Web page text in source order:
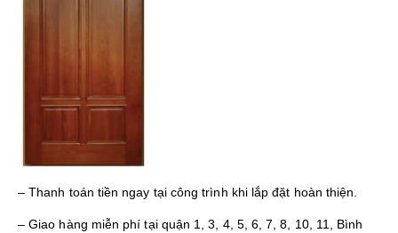
– Thanh toán tiền ngay tại công trình khi lắp đặt hoàn thiện.
– Giao hàng miễn phí tại quận 1, 3, 4, 5, 6, 7, 8, 10, 11, Bình